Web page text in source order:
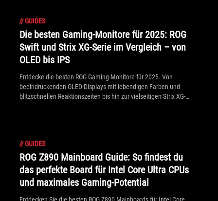
//GUIDES
Die besten Gaming-Monitore für 2025: ROG
Swift und Strix XG-Serie im Vergleich – von
OLED bis IPS
Entdecke die besten ROG Gaming-Monitore für 2025. Von
beeindruckenden OLED-Displays mit lebendigen Farben und
blitzschnellen Reaktionszeiten bis hin zur vielseitigen Strix XG-
//GUIDES
ROG Z890 Mainboard Guide: So findest du
das perfekte Board für Intel Core Ultra CPUs
und maximales Gaming-Potential